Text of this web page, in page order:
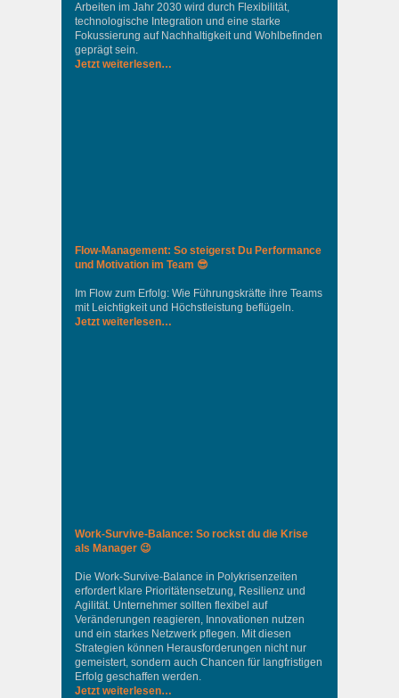
Arbeiten im Jahr 2030 wird durch Flexibilität,
technologische Integration und eine starke
Fokussierung auf Nachhaltigkeit und Wohlbefinden
geprägt sein.
Jetzt weiterlesen…
Flow-Management: So steigerst Du Performance
und Motivation im Team 😎
Im Flow zum Erfolg: Wie Führungskräfte ihre Teams
mit Leichtigkeit und Höchstleistung beflügeln.
Jetzt weiterlesen…
Work-Survive-Balance: So rockst du die Krise
als Manager 😉
Die Work-Survive-Balance in Polykrisenzeiten
erfordert klare Prioritätensetzung, Resilienz und
Agilität. Unternehmer sollten flexibel auf
Veränderungen reagieren, Innovationen nutzen
und ein starkes Netzwerk pflegen. Mit diesen
Strategien können Herausforderungen nicht nur
gemeistert, sondern auch Chancen für langfristigen
Erfolg geschaffen werden.
Jetzt weiterlesen…